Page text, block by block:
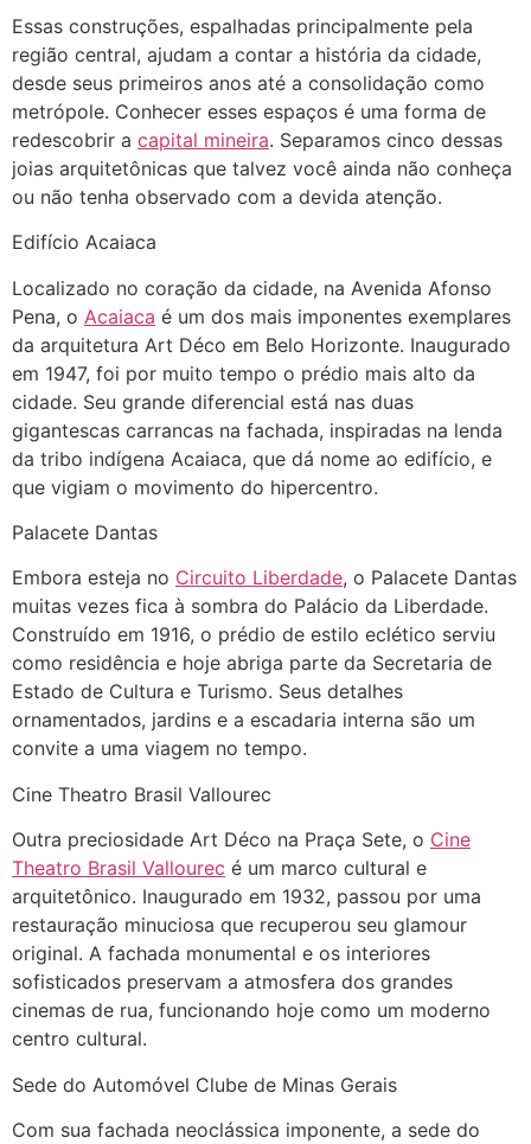
Essas construções, espalhadas principalmente pela
região central, ajudam a contar a história da cidade,
desde seus primeiros anos até a consolidação como
metrópole. Conhecer esses espaços é uma forma de
redescobrir a capital mineira. Separamos cinco dessas
joias arquitetônicas que talvez você ainda não conheça
ou não tenha observado com a devida atenção.
Edifício Acaiaca
Localizado no coração da cidade, na Avenida Afonso
Pena, o Acaiaca é um dos mais imponentes exemplares
da arquitetura Art Déco em Belo Horizonte. Inaugurado
em 1947, foi por muito tempo o prédio mais alto da
cidade. Seu grande diferencial está nas duas
gigantescas carrancas na fachada, inspiradas na lenda
da tribo indígena Acaiaca, que dá nome ao edifício, e
que vigiam o movimento do hipercentro.
Palacete Dantas
Embora esteja no Circuito Liberdade, o Palacete Dantas
muitas vezes fica à sombra do Palácio da Liberdade.
Construído em 1916, o prédio de estilo eclético serviu
como residência e hoje abriga parte da Secretaria de
Estado de Cultura e Turismo. Seus detalhes
ornamentados, jardins e a escadaria interna são um
convite a uma viagem no tempo.
Cine Theatro Brasil Vallourec
Outra preciosidade Art Déco na Praça Sete, o Cine
Theatro Brasil Vallourec é um marco cultural e
arquitetônico. Inaugurado em 1932, passou por uma
restauração minuciosa que recuperou seu glamour
original. A fachada monumental e os interiores
sofisticados preservam a atmosfera dos grandes
cinemas de rua, funcionando hoje como um moderno
centro cultural.
Sede do Automóvel Clube de Minas Gerais
Com sua fachada neoclássica imponente, a sede do